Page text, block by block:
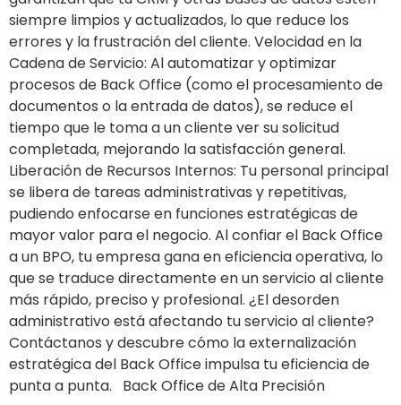
siempre limpios y actualizados, lo que reduce los
errores y la frustración del cliente. Velocidad en la
Cadena de Servicio: Al automatizar y optimizar
procesos de Back Office (como el procesamiento de
documentos o la entrada de datos), se reduce el
tiempo que le toma a un cliente ver su solicitud
completada, mejorando la satisfacción general.
Liberación de Recursos Internos: Tu personal principal
se libera de tareas administrativas y repetitivas,
pudiendo enfocarse en funciones estratégicas de
mayor valor para el negocio. Al confiar el Back Office
a un BPO, tu empresa gana en eficiencia operativa, lo
que se traduce directamente en un servicio al cliente
más rápido, preciso y profesional. ¿El desorden
administrativo está afectando tu servicio al cliente?
Contáctanos y descubre cómo la externalización
estratégica del Back Office impulsa tu eficiencia de
punta a punta. Back Office de Alta Precisión